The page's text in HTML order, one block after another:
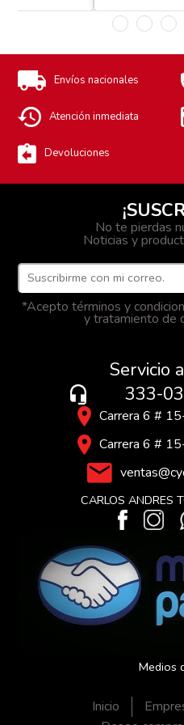
Envíos nacionales
Atención inmediata
Devoluciones
No te pierdas
Noticias y
*Acepto términos y
y tratamiento de
Servicio
333-
Carrera 6 #
Carrera 6 #
CARLOS ANDRES
Medios
Inicio